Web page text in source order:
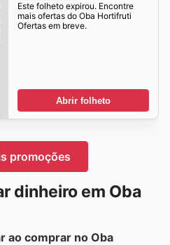
Este folheto expirou. Encontre
mais ofertas do Oba Hortifruti
Ofertas em breve.
Abrir folheto
promoções
dinheiro em Oba
ao comprar no Oba